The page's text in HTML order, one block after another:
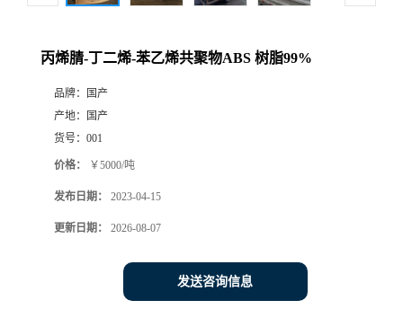
丙烯腈-丁二烯-苯乙烯共聚物ABS 树脂99%
品牌：
国产
产地：
国产
货号： 001
价格： ￥5000/吨
发布日期： 2023-04-15
更新日期： 2026-08-07
发送咨询信息